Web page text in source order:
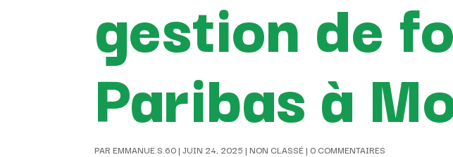
gestion de
Paribas à
PAREMMANUE.S.60|JUIN 24, 2025 |NON CLASSÉ| 0 COMMENTAIRES